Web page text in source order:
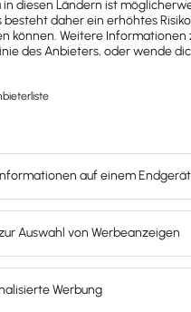
für Buchhaltung & Lohn.